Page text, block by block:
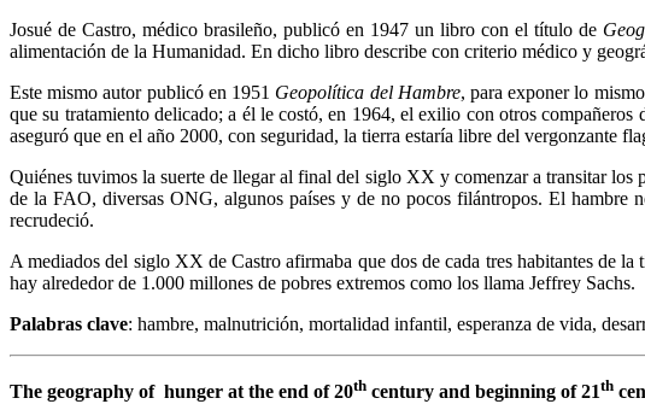
Josué de Castro, médico brasileño, publicó en 1947 un libro con el título de
alimentación de la Humanidad. En dicho libro describe con criterio médico y
Este mismo autor publicó en 1951 Geopolítica del Hambre, para exponer lo
que su tratamiento delicado; a él le costó, en 1964, el exilio con otros
aseguró que en el año 2000, con seguridad, la tierra estaría libre del vergonzante
Quiénes tuvimos la suerte de llegar al final del siglo XX y comenzar a transitar los
de la FAO, diversas ONG, algunos países y de no pocos filántropos. El hambre
recrudeció.
A mediados del siglo XX de Castro afirmaba que dos de cada tres habitantes de
hay alrededor de 1.000 millones de pobres extremos como los llama Jeffrey Sachs.
Palabras clave: hambre, malnutrición, mortalidad infantil, esperanza de vida,
The geography of hunger at the end of 20th century and beginning of 21th